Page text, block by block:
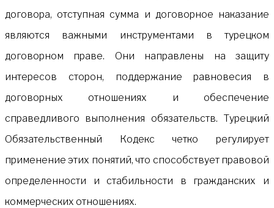
договора, отступная сумма и договорное наказание
являются важными инструментами в турецком
договорном праве. Они направлены на защиту
интересов сторон, поддержание равновесия в
договорных отношениях и обеспечение
справедливого выполнения обязательств. Турецкий
Обязательственный Кодекс четко регулирует
применение этих понятий, что способствует правовой
определенности и стабильности в гражданских и
коммерческих отношениях.